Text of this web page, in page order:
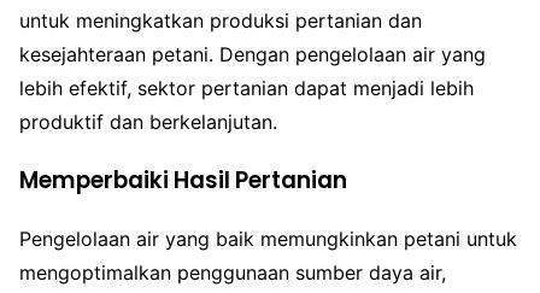
untuk meningkatkan produksi pertanian dan
kesejahteraan petani. Dengan pengelolaan air yang
lebih efektif, sektor pertanian dapat menjadi lebih
produktif dan berkelanjutan.
Memperbaiki Hasil Pertanian
Pengelolaan air yang baik memungkinkan petani untuk
mengoptimalkan penggunaan sumber daya air,